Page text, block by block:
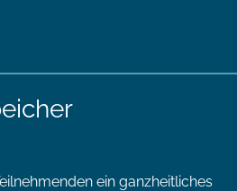
ein ganzheitliches